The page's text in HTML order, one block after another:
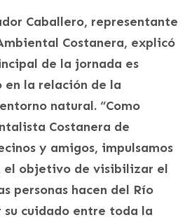
Caballero, representante
Costanera, explicó
de la jornada es
en la relación de la
natural. “Como
Costanera de
y amigos, impulsamos
el objetivo de visibilizar el
personas hacen del Río
su cuidado entre toda la